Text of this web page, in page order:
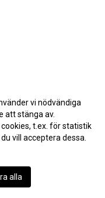
vi nödvändiga
att stänga av.
t.ex. för statistik
vill acceptera dessa.
alla